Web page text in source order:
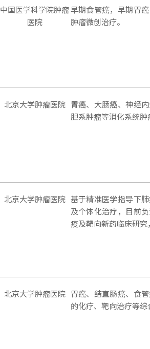
中国医学科学院肿瘤
医院
早期食管癌，早期胃
肿瘤微创治疗。
北京大学肿瘤医院 胃癌、大肠癌、神经
胆系肿瘤等消化系统肿
北京大学肿瘤医院 基于精准医学指导下
及个体化治疗，目前
疫及靶向新药临床研究
北京大学肿瘤医院 胃癌、结直肠癌、食
的化疗、靶向治疗等综